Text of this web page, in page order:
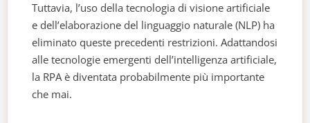
Tuttavia, l’uso della tecnologia di visione artificiale
e dell’elaborazione del linguaggio naturale (NLP) ha
eliminato queste precedenti restrizioni. Adattandosi
alle tecnologie emergenti dell’intelligenza artificiale,
la RPA è diventata probabilmente più importante
che mai.